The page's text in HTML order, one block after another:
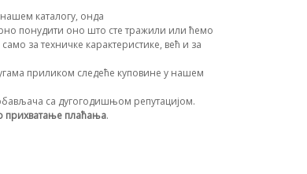
каталогу, онда
понудити оно што сте тражили или ћемо
за техничке карактеристике, већ и за
приликом следеће куповине у нашем
са дугогодишњом репутацијом.
прихватање плаћања.